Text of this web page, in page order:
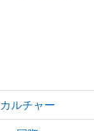
カルチャー